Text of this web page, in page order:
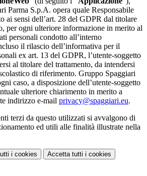
Parma S.p.A. opera quale Responsabile
ai sensi dell’art. 28 del GDPR dal titolare
per ogni ulteriore informazione in merito al
personali condotto all’interno
il rilascio dell’informativa per il
ex art. 13 del GDPR, l’utente-soggetto
al titolare del trattamento, da intendersi
di riferimento. Gruppo Spaggiari
caso, a disposizione dell’utente-soggetto
ulteriore chiarimento in merito a
indirizzo e-mail privacy@spaggiari.eu.
terzi da questo utilizzati si avvalgono di
ed utili alle finalità illustrate nella
i cookies Accetta tutti i cookies